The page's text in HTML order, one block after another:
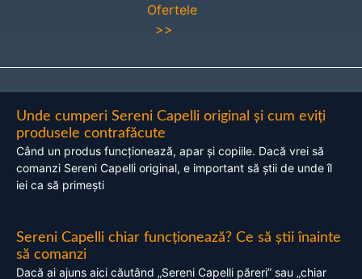
Ofertele
>>
Unde cumperi Sereni Capelli original și cum eviți
produsele contrafăcute
Când un produs funcționează, apar și copiile. Dacă vrei să
comanzi Sereni Capelli original, e important să știi de unde îl
iei ca să primești
Sereni Capelli chiar funcționează? Ce să știi înainte
să comanzi
Dacă ai ajuns aici căutând „Sereni Capelli păreri” sau „chiar